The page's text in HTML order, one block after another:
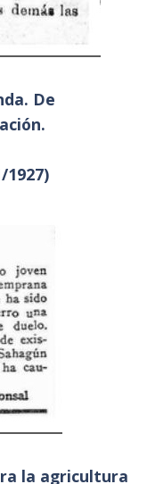
De
1927)
la agricultura